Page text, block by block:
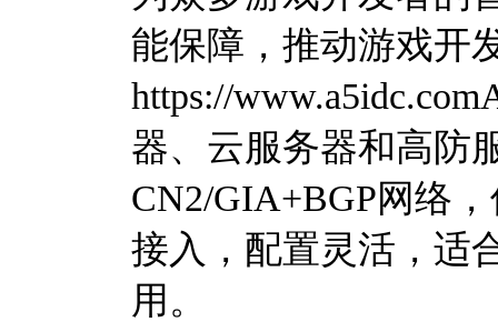
能保障，推动游戏开
https://
器、云服务器和高防
CN2/GIA+BGP网络
接入，配置灵活，适
用。